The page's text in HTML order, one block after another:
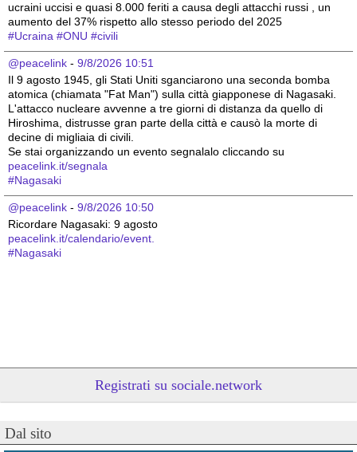
ucraini uccisi e quasi 8.000 feriti a causa degli attacchi russi , un
aumento del 37% rispetto allo stesso periodo del 2025
#Ucraina #ONU #civili
@peacelink - 9/8/2026 10:51
Il 9 agosto 1945, gli Stati Uniti sganciarono una seconda bomba
atomica (chiamata "Fat Man") sulla città giapponese di Nagasaki.
L'attacco nucleare avvenne a tre giorni di distanza da quello di
Hiroshima, distrusse gran parte della città e causò la morte di
decine di migliaia di civili.
peacelink.it/segnala
#Nagasaki
@peacelink - 9/8/2026 10:50
Ricordare Nagasaki: 9 agosto
peacelink.it/calendario/event.
#Nagasaki
@peacelink - 9/8/2026 10:48
Registrati su sociale.network
Dal sito